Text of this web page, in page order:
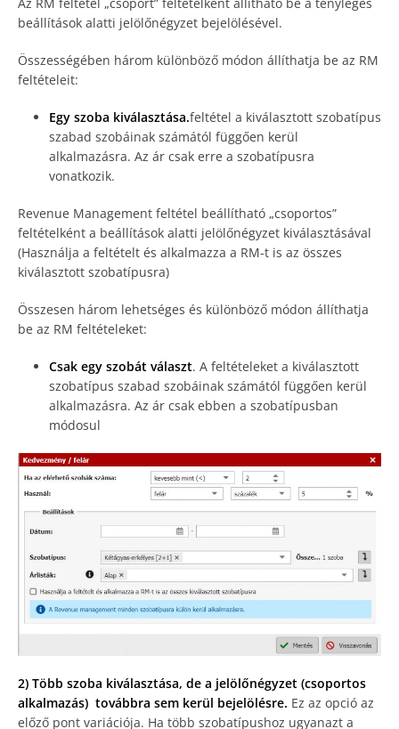
beállítások alatti jelölőnégyzet bejelölésével.
Összességében három különböző módon állíthatja be az RM
feltételeit:
Egy szoba kiválasztása.feltétel a kiválasztott szobatípus
szabad szobáinak számától függően kerül
alkalmazásra. Az ár csak erre a szobatípusra
vonatkozik.
Revenue Management feltétel beállítható „csoportos”
feltételként a beállítások alatti jelölőnégyzet kiválasztásával
(Használja a feltételt és alkalmazza a RM-t is az összes
kiválasztott szobatípusra)
Összesen három lehetséges és különböző módon állíthatja
be az RM feltételeket:
Csak egy szobát választ. A feltételeket a kiválasztott
szobatípus szabad szobáinak számától függően kerül
alkalmazásra. Az ár csak ebben a szobatípusban
módosul
2) Több szoba kiválasztása, de a jelölőnégyzet (csoportos
alkalmazás) továbbra sem kerül bejelölésre. Ez az opció az
előző pont variációja. Ha több szobatípushoz ugyanazt a